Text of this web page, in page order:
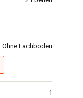
Ohne Fachboden
1